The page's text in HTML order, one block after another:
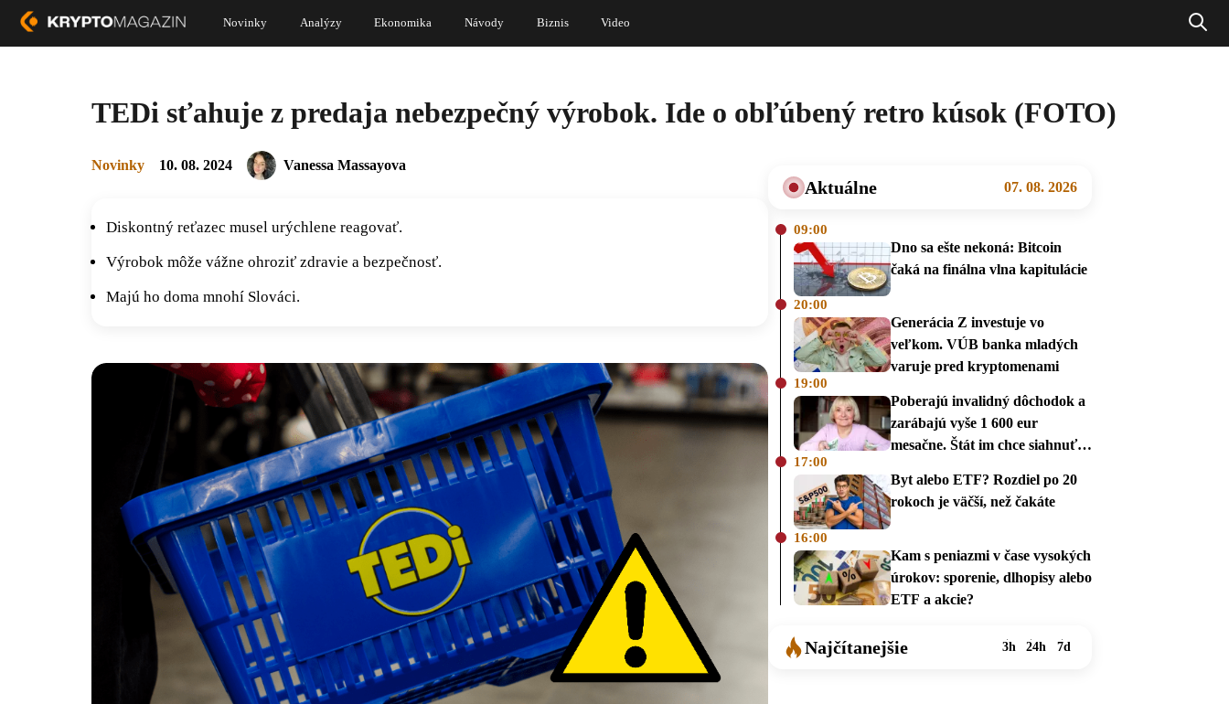
Novinky Analýzy Ekonomika Návody Biznis Video
TEDi sťahuje z predaja nebezpečný výrobok. Ide o obľúbený retro kúsok (FOTO)
Novinky 10. 08. 2024 Vanessa Massayova
Diskontný reťazec musel urýchlene reagovať.
Výrobok môže vážne ohroziť zdravie a bezpečnosť.
Majú ho doma mnohí Slováci.
Aktuálne 07. 08. 2026
09:00
Dno sa ešte nekoná: Bitcoin
čaká na finálna vlna kapitulácie
20:00
Generácia Z investuje vo
veľkom. VÚB banka mladých
varuje pred kryptomenami
19:00
Poberajú invalidný dôchodok a
zarábajú vyše 1 600 eur
mesačne. Štát im chce siahnuť
17:00
Byt alebo ETF? Rozdiel po 20
rokoch je väčší, než čakáte
16:00
Kam s peniazmi v čase vysokých
úrokov: sporenie, dlhopisy alebo
ETF a akcie?
Najčítanejšie 3h 24h 7d